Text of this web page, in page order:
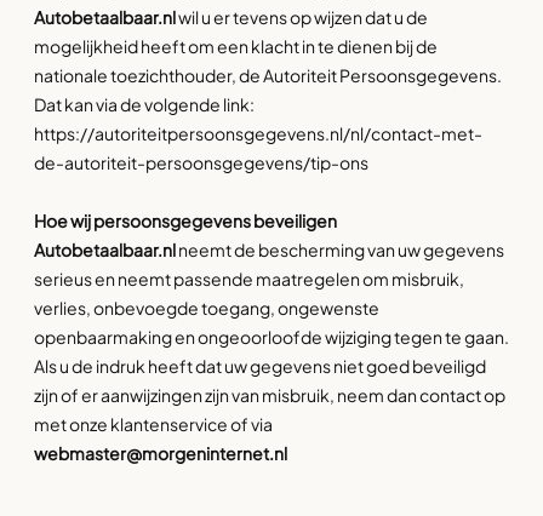
Autobetaalbaar.nlwil u er tevens op wijzen dat u de
mogelijkheid heeft om een klacht in te dienen bij de
nationale toezichthouder, de Autoriteit Persoonsgegevens.
Dat kan via de volgende link:
https://autoriteitpersoonsgegevens.nl/nl/contact-met-
de-autoriteit-persoonsgegevens/tip-ons
Hoe wij persoonsgegevens beveiligen
Autobetaalbaar.nlneemt de bescherming van uw gegevens
serieus en neemt passende maatregelen om misbruik,
verlies, onbevoegde toegang, ongewenste
openbaarmaking en ongeoorloofde wijziging tegen te gaan.
Als u de indruk heeft dat uw gegevens niet goed beveiligd
zijn of er aanwijzingen zijn van misbruik, neem dan contact op
met onze klantenservice of via
webmaster@morgeninternet.nl